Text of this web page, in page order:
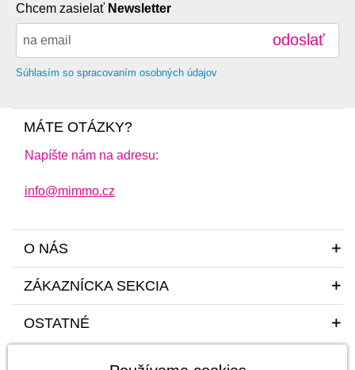
Chcem zasielať Newsletter
odoslať
Súhlasím so spracovaním osobných údajov
MÁTE OTÁZKY?
Napíšte nám na adresu:
info@mimmo.cz
O NÁS
ZÁKAZNÍCKA SEKCIA
OSTATNÉ